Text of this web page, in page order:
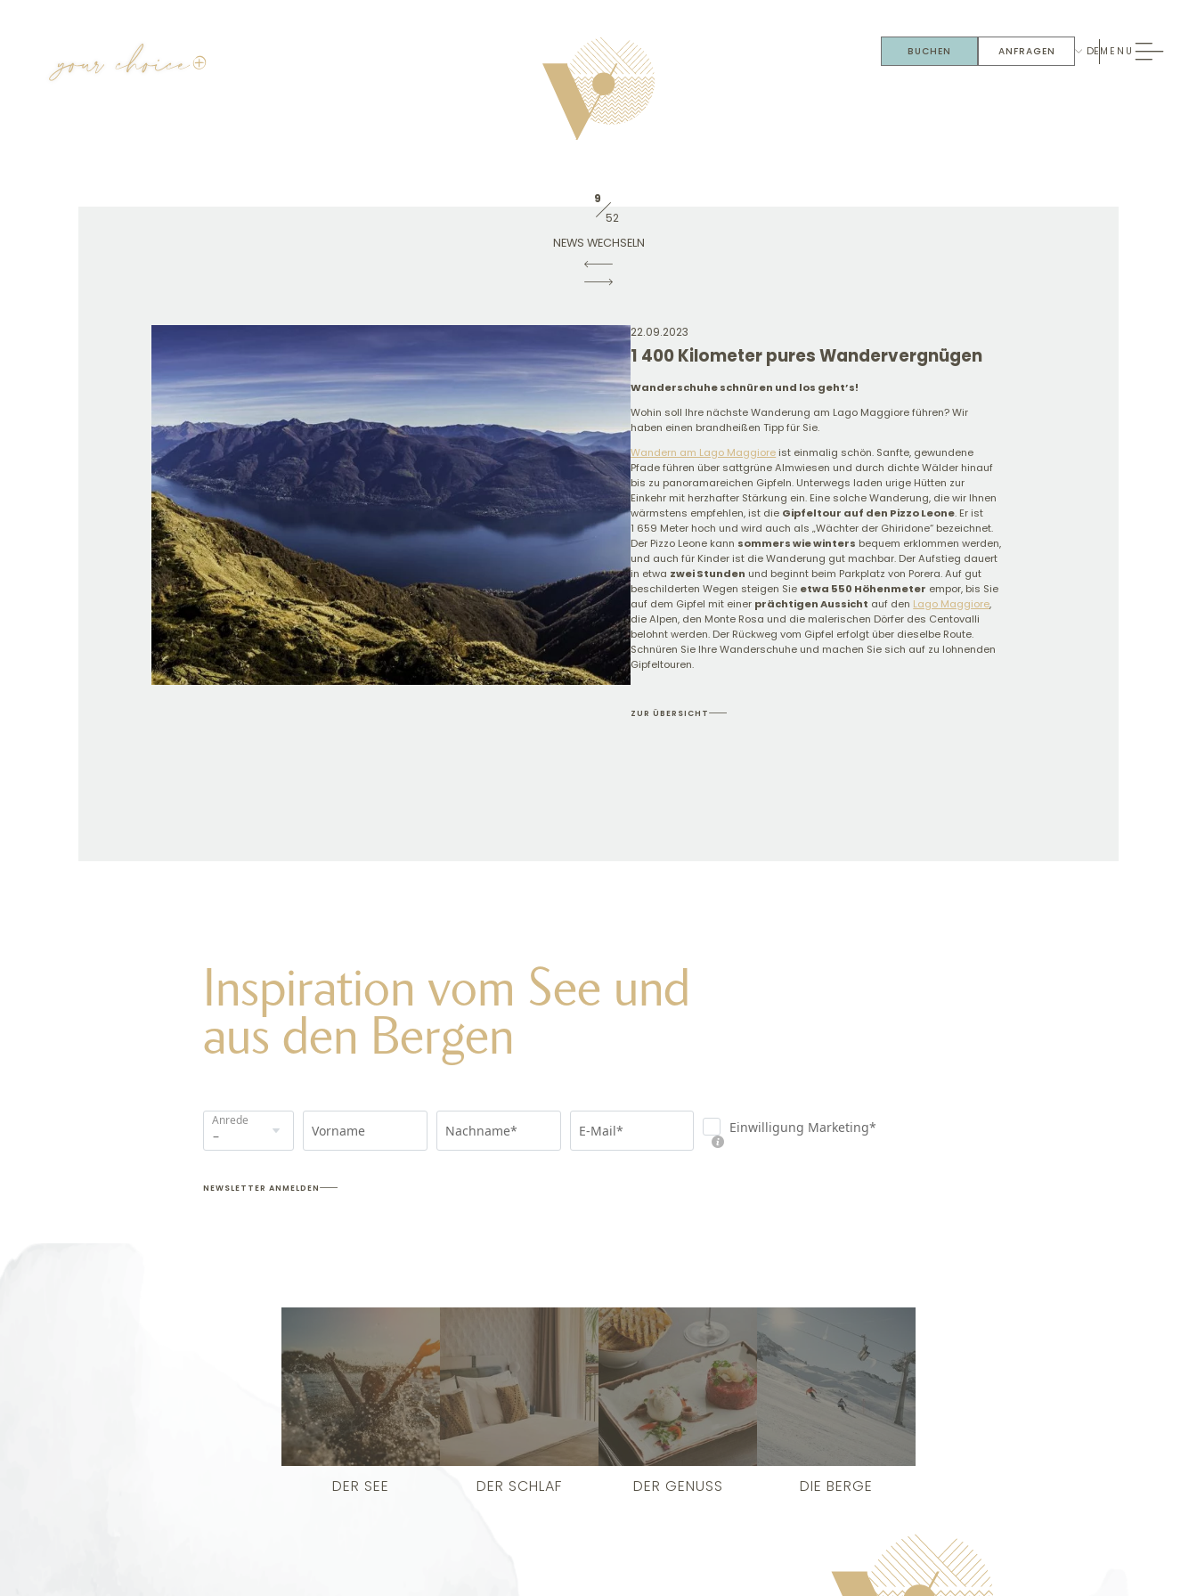
BUCHEN ANFRAGEN DE MENU
9
52
NEWS WECHSELN
22.09.2023
1 400 Kilometer pures Wandervergnügen
Wanderschuhe schnüren und los geht’s!
Wohin soll Ihre nächste Wanderung am Lago Maggiore führen? Wir
haben einen brandheißen Tipp für Sie.
Wandern am Lago Maggiore ist einmalig schön. Sanfte, gewundene
Pfade führen über sattgrüne Almwiesen und durch dichte Wälder hinauf
bis zu panoramareichen Gipfeln. Unterwegs laden urige Hütten zur
Einkehr mit herzhafter Stärkung ein. Eine solche Wanderung, die wir Ihnen
wärmstens empfehlen, ist die Gipfeltour auf den Pizzo Leone. Er ist
1 659 Meter hoch und wird auch als „Wächter der Ghiridone“ bezeichnet.
Der Pizzo Leone kann sommers wie winters bequem erklommen werden,
und auch für Kinder ist die Wanderung gut machbar. Der Aufstieg dauert
in etwa zwei Stunden und beginnt beim Parkplatz von Porera. Auf gut
beschilderten Wegen steigen Sie etwa 550 Höhenmeter empor, bis Sie
auf dem Gipfel mit einer prächtigen Aussicht auf den Lago Maggiore,
die Alpen, den Monte Rosa und die malerischen Dörfer des Centovalli
belohnt werden. Der Rückweg vom Gipfel erfolgt über dieselbe Route.
Schnüren Sie Ihre Wanderschuhe und machen Sie sich auf zu lohnenden
Gipfeltouren.
ZUR ÜBERSICHT
Inspiration vom See und
aus den Bergen
Anrede
Vorname Nachname* E-Mail* Einwilligung Marketing*
NEWSLETTER ANMELDEN
DER SEE DER SCHLAF DER GENUSS DIE BERGE